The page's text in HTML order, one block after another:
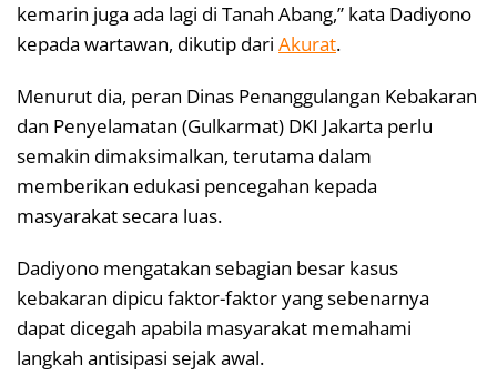
kemarin juga ada lagi di Tanah Abang,” kata Dadiyono
kepada wartawan, dikutip dari Akurat.
Menurut dia, peran Dinas Penanggulangan Kebakaran
dan Penyelamatan (Gulkarmat) DKI Jakarta perlu
semakin dimaksimalkan, terutama dalam
memberikan edukasi pencegahan kepada
masyarakat secara luas.
Dadiyono mengatakan sebagian besar kasus
kebakaran dipicu faktor-faktor yang sebenarnya
dapat dicegah apabila masyarakat memahami
langkah antisipasi sejak awal.